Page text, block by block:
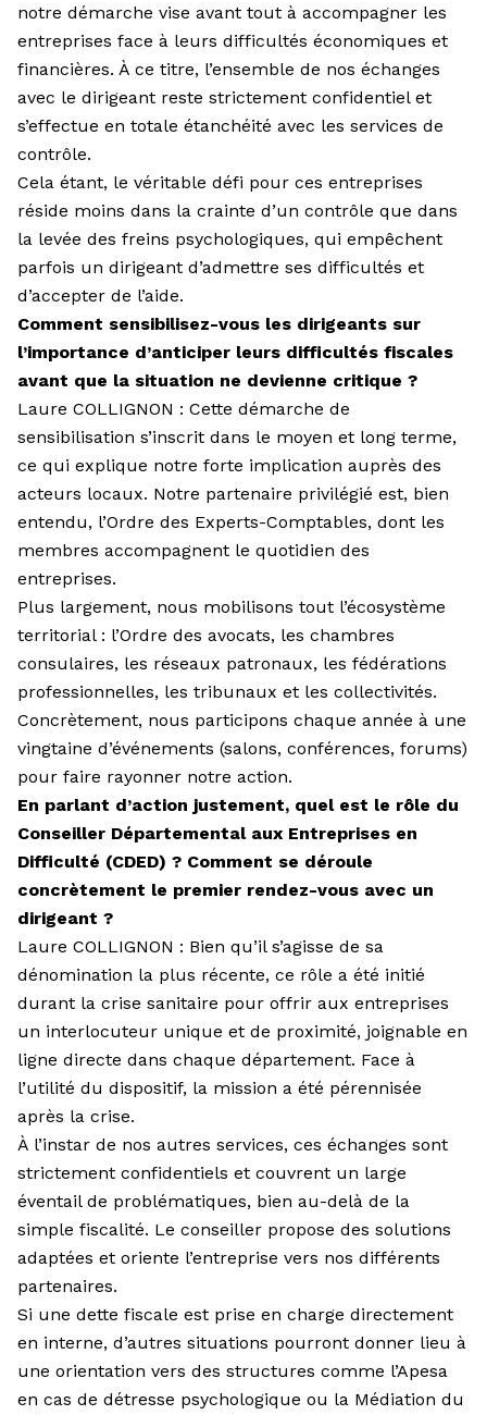
notre démarche vise avant tout à accompagner les
entreprises face à leurs difficultés économiques et
financières. À ce titre, l’ensemble de nos échanges
avec le dirigeant reste strictement confidentiel et
s’effectue en totale étanchéité avec les services de
contrôle.
Cela étant, le véritable défi pour ces entreprises
réside moins dans la crainte d’un contrôle que dans
la levée des freins psychologiques, qui empêchent
parfois un dirigeant d’admettre ses difficultés et
d’accepter de l’aide.
Comment sensibilisez-vous les dirigeants sur
l’importance d’anticiper leurs difficultés fiscales
avant que la situation ne devienne critique ?
Laure COLLIGNON : Cette démarche de
sensibilisation s’inscrit dans le moyen et long terme,
ce qui explique notre forte implication auprès des
acteurs locaux. Notre partenaire privilégié est, bien
entendu, l’Ordre des Experts-Comptables, dont les
membres accompagnent le quotidien des
entreprises.
Plus largement, nous mobilisons tout l’écosystème
territorial : l’Ordre des avocats, les chambres
consulaires, les réseaux patronaux, les fédé­rations
professionnelles, les tribunaux et les collectivités.
Concrètement, nous participons chaque année à une
vingtaine d’événements (salons, conférences, forums)
pour faire rayonner notre action.
En parlant d’action justement, quel est le rôle du
Conseiller Départemental aux Entreprises en
Difficulté (CDED) ? Comment se déroule
concrètement le premier rendez-vous avec un
dirigeant ?
Laure COLLIGNON : Bien qu’il s’agisse de sa
dénomination la plus récente, ce rôle a été initié
durant la crise sanitaire pour offrir aux entreprises
un interlocuteur unique et de proximité, joignable en
ligne directe dans chaque département. Face à
l’utilité du dispositif, la mission a été pérennisée
après la crise.
À l’instar de nos autres services, ces échanges sont
strictement confi­dentiels et couvrent un large
éventail de problématiques, bien au-delà de la
simple fiscalité. Le conseiller propose des solutions
adaptées et oriente l’entreprise vers nos différents
partenaires.
Si une dette fiscale est prise en charge directement
en interne, d’autres situations pourront donner lieu à
une orientation vers des structures comme l’Apesa
en cas de détresse psychologique ou la Médiation du